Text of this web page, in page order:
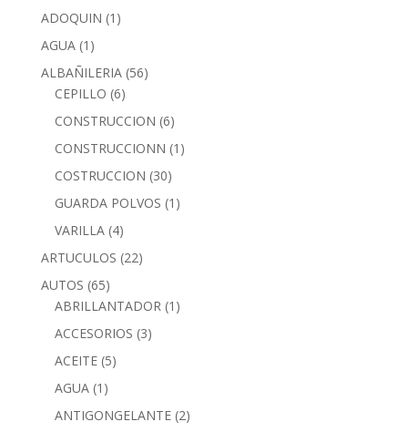
ADOQUIN (1)
AGUA (1)
ALBAÑILERIA (56)
CEPILLO (6)
CONSTRUCCION (6)
CONSTRUCCIONN (1)
COSTRUCCION (30)
GUARDA POLVOS (1)
VARILLA (4)
ARTUCULOS (22)
AUTOS (65)
ABRILLANTADOR (1)
ACCESORIOS (3)
ACEITE (5)
AGUA (1)
ANTIGONGELANTE (2)